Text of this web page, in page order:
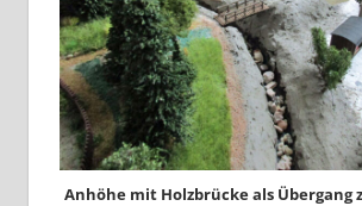
Anhöhe mit Holzbrücke als Übergang